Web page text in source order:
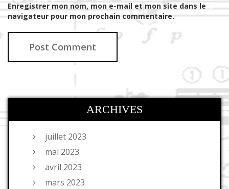
Enregistrer mon nom, mon e-mail et mon site dans le
navigateur pour mon prochain commentaire.
ARCHIVES
juillet 2023
mai 2023
avril 2023
mars 2023